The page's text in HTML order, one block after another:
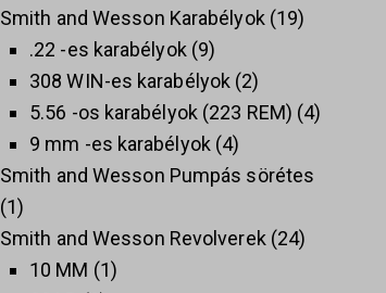
Smith and Wesson Karabélyok 19
.22 -es karabélyok 9
308 WIN-es karabélyok 2
5.56 -os karabélyok (223 REM) 4
9 mm -es karabélyok 4
Smith and Wesson Pumpás sörétes
1
Smith and Wesson Revolverek 24
10 MM 1